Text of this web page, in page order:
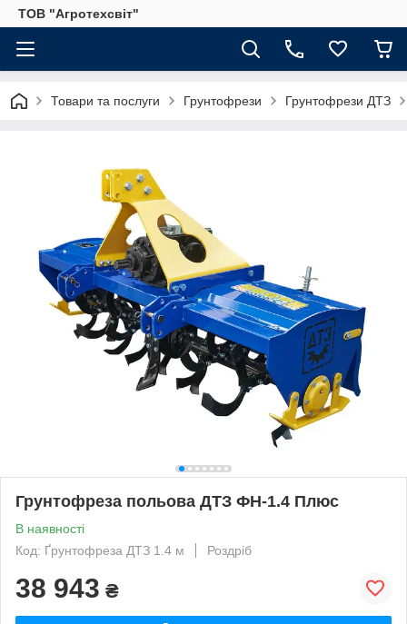
ТОВ "Агротехсвіт"
Товари та послуги Грунтофрези Грунтофрези ДТЗ
Грунтофреза польова ДТЗ ФН-1.4 Плюс
В наявності
Код: Ґрунтофреза ДТЗ 1.4 м
Роздріб
38 943 ₴